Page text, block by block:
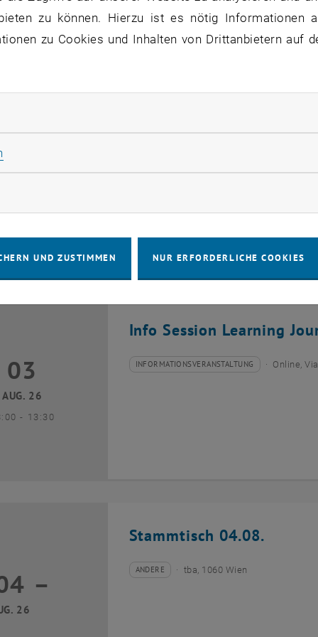
Juli 2026
28
-bis
17:00
Info Session Learning
August 2026
03
AUG. 26
- bis
13:30
Veranstaltungstyp:
INFORMATIONSVERANSTALTUNG
Veranstaltungsort: Online,
Stammtisch 04.08.
26
– Veranstaltungstyp:
ANDERE
Veranstaltungsort:tba, 1060 Wien
zu können. Hierzu ist es nötig Informationen
zu Cookies und Inhalten von Drittanbietern auf
Cookies zulassen
UND ZUSTIMMEN NUR ERFORDERLICHE COOKIES